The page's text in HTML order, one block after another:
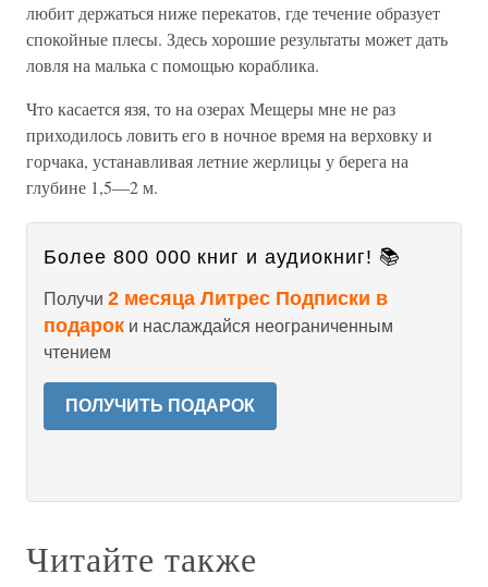
любит держаться ниже перекатов, где течение образует
спокойные плесы. Здесь хорошие результаты может дать
ловля на малька с помощью кораблика.
Что касается язя, то на озерах Мещеры мне не раз
приходилось ловить его в ночное время на верховку и
горчака, устанавливая летние жерлицы у берега на
глубине 1,5—2 м.
Более 800 000 книг и аудиокниг! 📚
Получи 2 месяца Литрес Подписки в
подарок и наслаждайся неограниченным
чтением
ПОЛУЧИТЬ ПОДАРОК
Читайте также